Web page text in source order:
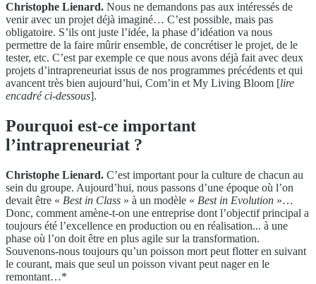
Christophe Lienard. Nous ne demandons pas aux intéressés de
venir avec un projet déjà imaginé… C’est possible, mais pas
obligatoire. S’ils ont juste l’idée, la phase d’idéation va nous
permettre de la faire mûrir ensemble, de concrétiser le projet, de le
tester, etc. C’est par exemple ce que nous avons déjà fait avec deux
projets d’intrapreneuriat issus de nos programmes précédents et qui
avancent très bien aujourd’hui, Com’in et My Living Bloom [lire
encadré ci-dessous].
Pourquoi est-ce important
l’intrapreneuriat ?
Christophe Lienard. C’est important pour la culture de chacun au
sein du groupe. Aujourd’hui, nous passons d’une époque où l’on
devait être « Best in Class » à un modèle « Best in Evolution »…
Donc, comment amène-t-on une entreprise dont l’objectif principal a
toujours été l’excellence en production ou en réalisation... à une
phase où l’on doit être en plus agile sur la transformation.
Souvenons-nous toujours qu’un poisson mort peut flotter en suivant
le courant, mais que seul un poisson vivant peut nager en le
remontant…*